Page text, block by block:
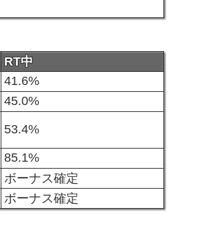
RT中
41.6%
45.0%
53.4%
85.1%
ボーナス確定
ボーナス確定